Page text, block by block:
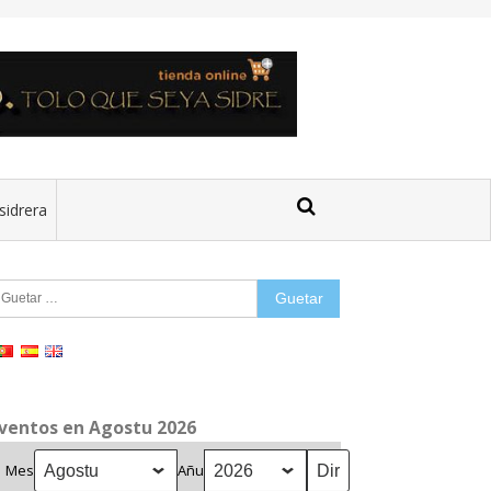
en Agostu 2026
Mes Añu